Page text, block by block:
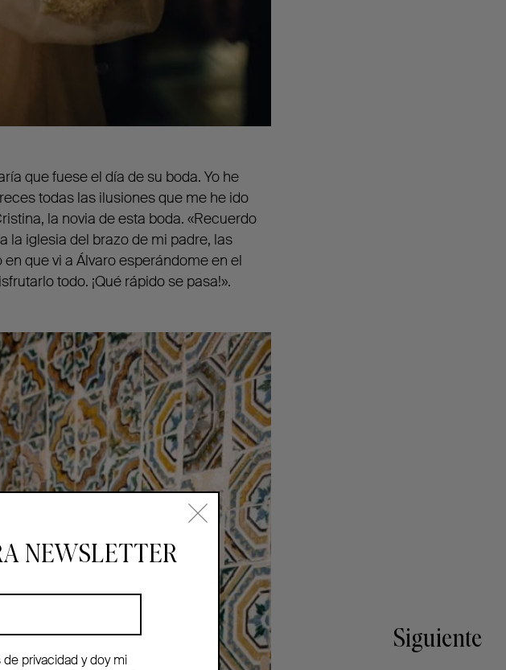
Siguiente
que fuese el día de su boda. Yo he
todas las ilusiones que me he ido
la novia de esta boda. «Recuerdo
la iglesia del brazo de mi padre, las
que vi a Álvaro esperándome en el
todo. ¡Qué rápido se pasa!».
NEWSLETTER
privacidad y doy mi